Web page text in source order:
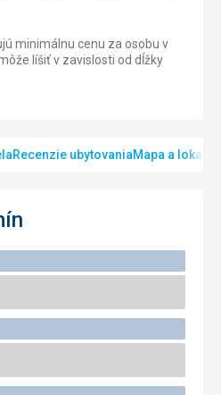
minimálnu cenu za osobu v
líšiť v zavislosti od dĺžky
Recenzie ubytovaniaMapa a lokalita